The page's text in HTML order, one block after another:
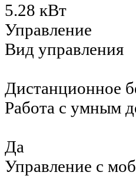
5.28 кВт
Управление
Вид управления
Дистанционное
Работа с умным
Да
Управление c